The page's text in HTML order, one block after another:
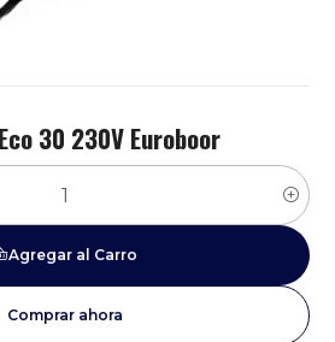
30 230V Euroboor
Agregar al Carro
Comprar ahora